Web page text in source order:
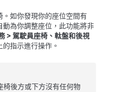
。如你發現你的座位空間有
動為你調整座位，此功能將非
> 駕駛員座椅、軚盤和後視
的指示進行操作。
椅後方或下方沒有任何物